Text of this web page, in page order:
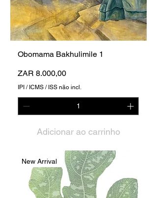
Obomama Bakhulimile 1
Preço
ZAR 8.000,00
IPI / ICMS / ISS não incl.
Adicionar ao carrinho
New Arrival